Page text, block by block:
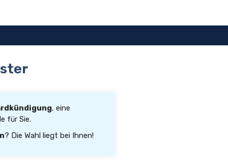
, eine
für Sie.
? Die Wahl liegt bei Ihnen!